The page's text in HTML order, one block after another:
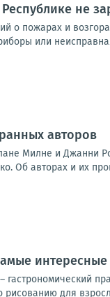
не
о пожарах и
или
авторов
Милне и Джанни
Об авторах и их
гастрономический
для